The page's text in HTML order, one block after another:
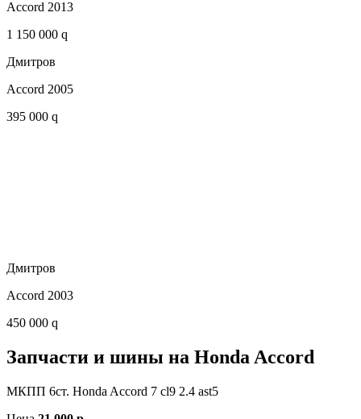
Accord 2013
1 150 000 q
Дмитров
Accord 2005
395 000 q
Дмитров
Accord 2003
450 000 q
Запчасти и шины на Honda Accord
МКПП 6ст. Honda Accord 7 cl9 2.4 ast5